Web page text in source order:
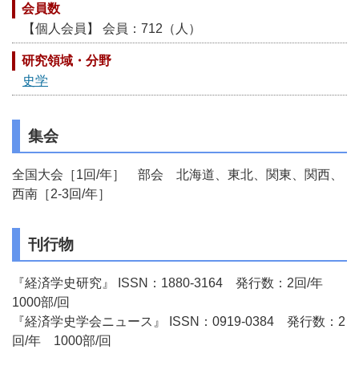
会員数
【個人会員】 会員：712（人）
研究領域・分野
史学
集会
全国大会［1回/年］ 部会 北海道、東北、関東、関西、
西南［2-3回/年］
刊行物
『経済学史研究』 ISSN：1880-3164 発行数：2回/年
1000部/回
『経済学史学会ニュース』 ISSN：0919-0384 発行数：2
回/年 1000部/回